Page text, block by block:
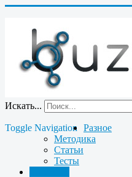
Искать...
Toggle Navigation
Разное
Методика
Статьи
Тесты